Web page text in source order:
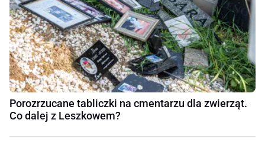
Porozrzucane tabliczki na cmentarzu dla zwierząt.
Co dalej z Leszkowem?